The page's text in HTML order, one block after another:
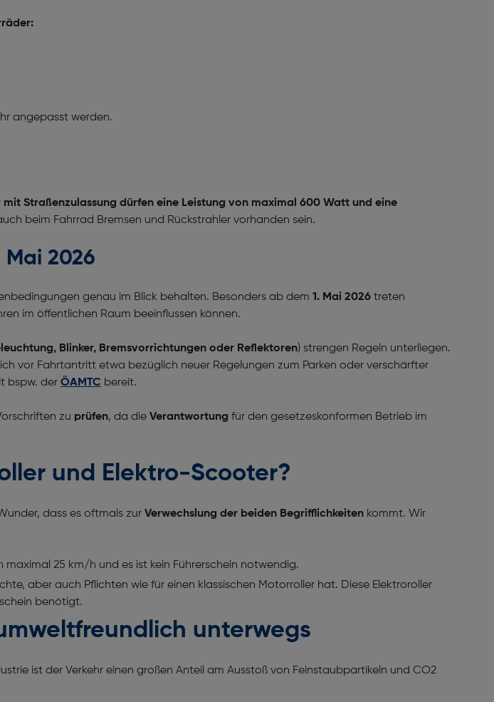
angepasst werden.
mit Straßenzulassung dürfen eine Leistung von maximal 600 Watt und eine
beim Fahrrad Bremsen und Rückstrahler vorhanden sein.
2026
genau im Blick behalten. Besonders ab dem 1. Mai 2026 treten
im öffentlichen Raum beeinflussen können.
Blinker, Bremsvorrichtungen oder Reflektoren) strengen Regeln unterliegen.
vor Fahrtantritt etwa bezüglich neuer Regelungen zum Parken oder verschärfter
bspw. der ÖAMTC bereit.
zu prüfen, da die Verantwortung für den gesetzeskonformen Betrieb im
und Elektro-Scooter?
dass es oftmals zur Verwechslung der beiden Begrifflichkeiten kommt. Wir
25 km/h und es ist kein Führerschein notwendig.
aber auch Pflichten wie für einen klassischen Motorroller hat. Diese Elektroroller
benötigt.
unterwegs
ist der Verkehr einen großen Anteil am Ausstoß von Feinstaubpartikeln und CO2